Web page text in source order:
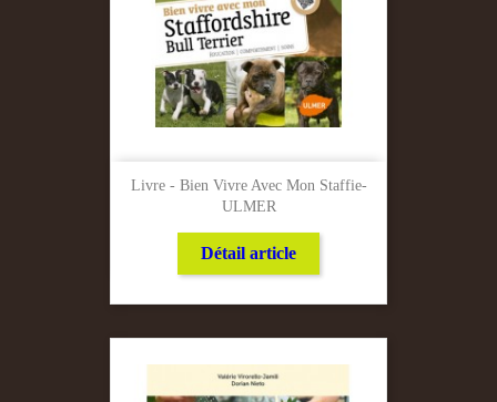
Livre - Bien Vivre Avec Mon Staffie-
ULMER
Détail article